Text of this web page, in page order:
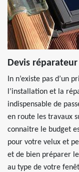
Devis
In n’existe pas d’un
l’installation et la
indispensable de
en route les travaux
connaitre le budget
pour votre velux et
et de bien préparer
au type de votre